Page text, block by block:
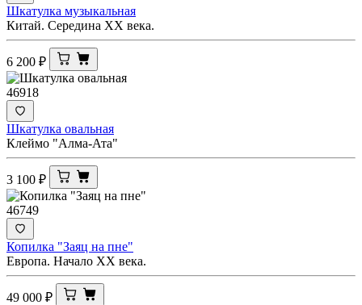
Шкатулка музыкальная
Китай. Середина ХХ века.
6 200 ₽
46918
Шкатулка овальная
Клеймо "Алма-Ата"
3 100 ₽
46749
Копилка "Заяц на пне"
Европа. Начало ХХ века.
49 000 ₽